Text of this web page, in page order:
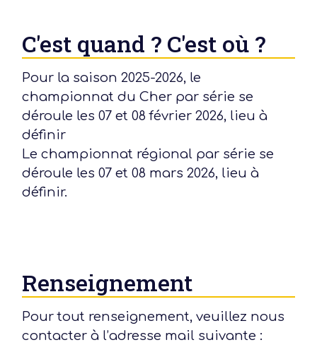
C'est quand ? C'est où ?
Pour la saison 2025-2026, le
championnat du Cher par série se
déroule les 07 et 08 février 2026, lieu à
définir
Le championnat régional par série se
déroule les 07 et 08 mars 2026, lieu à
définir.
Renseignement
Pour tout renseignement, veuillez nous
contacter à l’adresse mail suivante :